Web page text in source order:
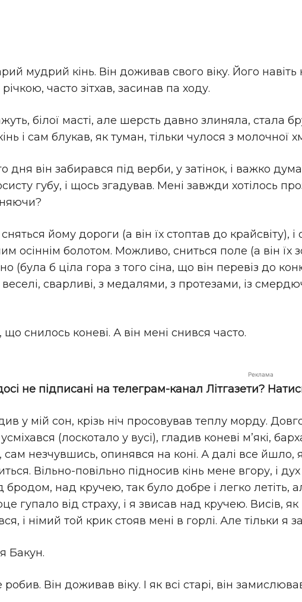
мудрий кінь. Він доживав свого віку. Його
часто зітхав, засинав па ходу.
білої масті, але шерсть давно злиняла, стала
і сам блукав, як туман, тільки чулося з молочної
дня він забирався під верби, у затінок, і важко
губу, і щось згадував. Мені завжди хотілось
йому дороги (а він їх стоптав до
осіннім болотом. Можливо, сниться поле (а він
(була б ціла гора з того сіна, що він перевіз до
сварливі, з медалями, з протезами, із
снилось коневі. А він мені снився часто.
Реклама
не підписані на телеграм-канал Літгазети?
у мій сон, крізь ніч просовував теплу морду.
(лоскотало у вусі), гладив коневі м’які,
сам незчувшись, опинявся на коні. А далі все йшло,
Вільно-повільно підносив кінь мене вгору, і
бродом, над кручею, так було добре і легко летіть,
гупало від страху, і я звисав над кручею. Висів, як
і німий той крик стояв мені в горлі. Але тільки я
Бакун.
робив. Він доживав віку. І як всі старі, він